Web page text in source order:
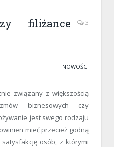
filiżance
3
NOWOŚCI
związany z większością
biznesowych czy
jest swego rodzaju
mieć przecież godną
osób, z którymi